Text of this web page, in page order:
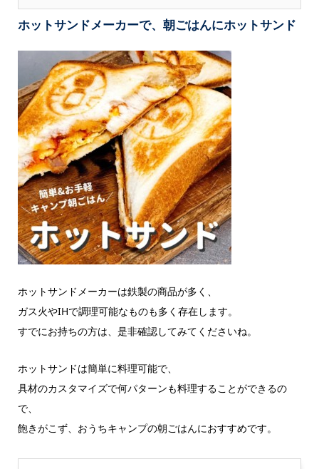
ホットサンドメーカーで、朝ごはんにホットサンド
ホットサンドメーカーは鉄製の商品が多く、
ガス火やIHで調理可能なものも多く存在します。
すでにお持ちの方は、是非確認してみてくださいね。
ホットサンドは簡単に料理可能で、
具材のカスタマイズで何パターンも料理することができるの
で、
飽きがこず、おうちキャンプの朝ごはんにおすすめです。